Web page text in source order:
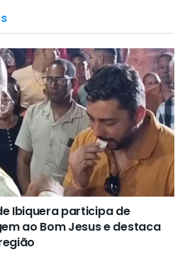
Ibiquera participa de
ao Bom Jesus e destaca